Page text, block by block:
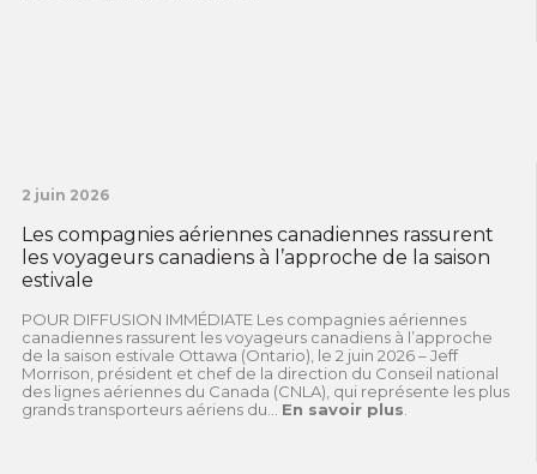
2 juin 2026
Les compagnies aériennes canadiennes rassurent
les voyageurs canadiens à l’approche de la saison
estivale
POUR DIFFUSION IMMÉDIATE Les compagnies aériennes
canadiennes rassurent les voyageurs canadiens à l’approche
de la saison estivale Ottawa (Ontario), le 2 juin 2026 – Jeff
Morrison, président et chef de la direction du Conseil national
des lignes aériennes du Canada (CNLA), qui représente les plus
grands transporteurs aériens du... En savoir plus